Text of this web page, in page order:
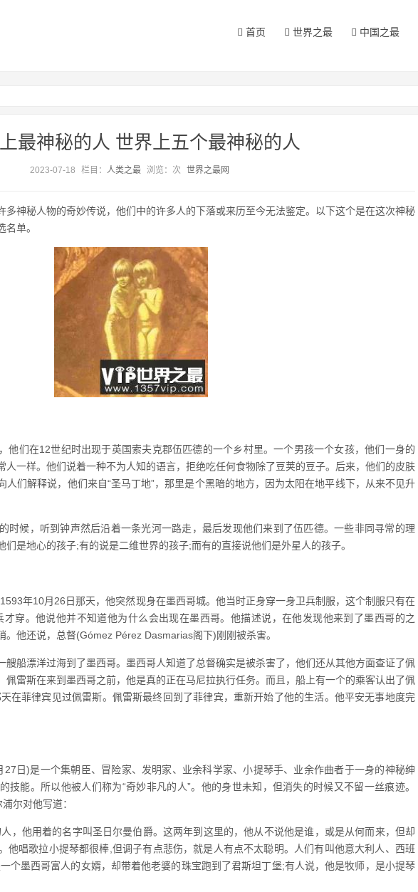
首页 世界之最 中国之最
最神秘的人 世界上五个最神秘的人
2023-07-18 栏目： 人类之最 浏览： 次 世界之最网
多神秘人物的奇妙传说，他们中的许多人的下落或来历至今无法鉴定。以下这个是在这次神秘
单。
他们在12世纪时出现于英国索夫克郡伍匹德的一个乡村里。一个男孩一个女孩，他们一身的
人一样。他们说着一种不为人知的语言，拒绝吃任何食物除了豆荚的豆子。后来，他们的皮肤
人们解释说，他们来自“圣马丁地”，那里是个黑暗的地方，因为太阳在地平线下，从来不见升
时候，听到钟声然后沿着一条光河一路走，最后发现他们来到了伍匹德。一些非同寻常的理
是地心的孩子;有的说是二维世界的孩子;而有的直接说他们是外星人的孩子。
年10月26日那天，他突然现身在墨西哥城。他当时正身穿一身卫兵制服，这个制服只有在
才穿。他说他并不知道他为什么会出现在墨西哥。他描述说，在他发现他来到了墨西哥的之
他还说，总督(Gómez Pérez Dasmarias阁下)刚刚被杀害。
艘船漂洋过海到了墨西哥。墨西哥人知道了总督确实是被杀害了，他们还从其他方面查证了佩
佩雷斯在来到墨西哥之前，他是真的正在马尼拉执行任务。而且，船上有一个的乘客认出了佩
在菲律宾见过佩雷斯。佩雷斯最终回到了菲律宾，重新开始了他的生活。他平安无事地度完
日)是一个集朝臣、冒险家、发明家、业余科学家、小提琴手、业余作曲者于一身的神秘绅
技能。所以他被人们称为“奇妙非凡的人”。他的身世未知，但消失的时候又不留一丝痕迹。
尔对他写道：
，他用着的名字叫圣日尔曼伯爵。这两年到这里的，他从不说他是谁，或是从何而来，但却
他唱歌拉小提琴都很棒,但调子有点悲伤，就是人有点不太聪明。人们有叫他意大利人、西班
个墨西哥富人的女婿，却带着他老婆的珠宝跑到了君斯坦丁堡;有人说，他是牧师，是小提琴